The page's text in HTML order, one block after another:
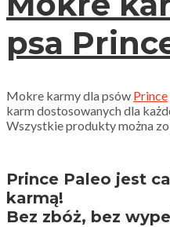
psa
Mokre karmy dla psów Prince
karm dostosowanych dla
Wszystkie produkty można
Prince Paleo jest
karmą!
Bez zbóż, bez